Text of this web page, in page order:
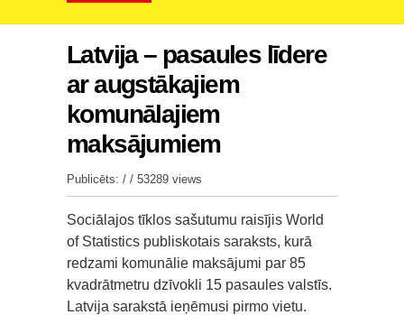
Latvija – pasaules līdere
ar augstākajiem
komunālajiem
maksājumiem
Publicēts: / / 53289 views
Sociālajos tīklos sašutumu raisījis World
of Statistics publiskotais saraksts, kurā
redzami komunālie maksājumi par 85
kvadrātmetru dzīvokli 15 pasaules valstīs.
Latvija sarakstā ieņēmusi pirmo vietu.